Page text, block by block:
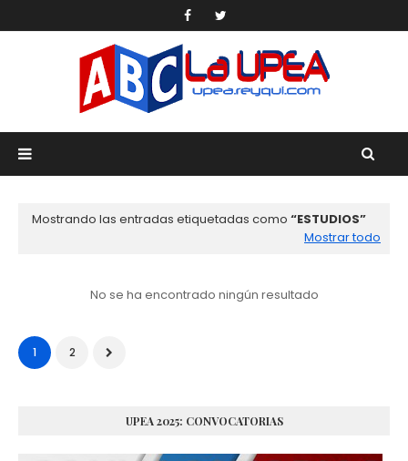
Mostrando las entradas etiquetadas como
ESTUDIOS
Mostrar todo
No se ha encontrado ningún resultado
1 2
UPEA 2025: CONVOCATORIAS